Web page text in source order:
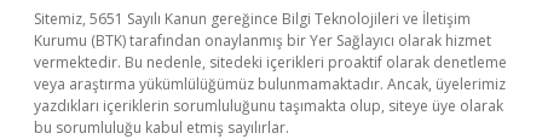
Sitemiz, 5651 Sayılı Kanun gereğince Bilgi Teknolojileri ve İletişim
Kurumu (BTK) tarafından onaylanmış bir Yer Sağlayıcı olarak hizmet
vermektedir. Bu nedenle, sitedeki içerikleri proaktif olarak denetleme
veya araştırma yükümlülüğümüz bulunmamaktadır. Ancak, üyelerimiz
yazdıkları içeriklerin sorumluluğunu taşımakta olup, siteye üye olarak
bu sorumluluğu kabul etmiş sayılırlar.